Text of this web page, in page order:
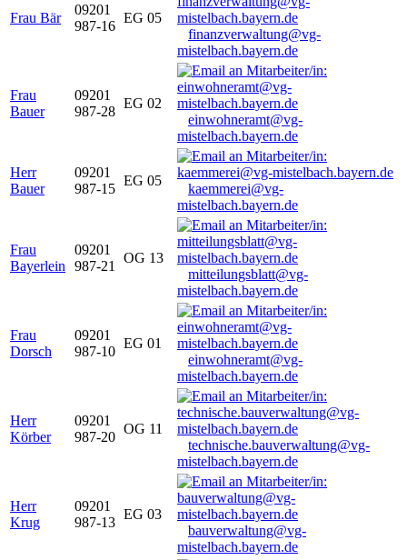
Frau Bär
09201
987-16
EG 05
finanzverwaltung@vg-
mistelbach.bayern.de
Frau
Bauer
09201
987-28
EG 02
einwohneramt@vg-
mistelbach.bayern.de
Herr
Bauer
09201
987-15
EG 05
kaemmerei@vg-
mistelbach.bayern.de
Frau
Bayerlein
09201
987-21
OG 13
mitteilungsblatt@vg-
mistelbach.bayern.de
Frau
Dorsch
09201
987-10
EG 01
einwohneramt@vg-
mistelbach.bayern.de
Herr
Körber
09201
987-20
OG 11
technische.bauverwaltung@vg-
mistelbach.bayern.de
Herr
Krug
09201
987-13
EG 03
bauverwaltung@vg-
mistelbach.bayern.de